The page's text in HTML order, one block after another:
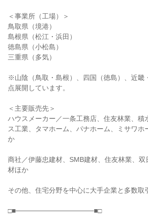
＜事業所（工場）＞
鳥取県（境港）
島根県（松江・浜田）
徳島県（小松島）
三重県（多気）
※山陰（鳥取・島根）、四国（徳島）、近畿
点展開しています。
＜主要販売先＞
ハウスメーカー／一条工務店、住友林業、積
ス工業、タマホーム、パナホーム、ミサワホ
か
商社／伊藤忠建材、SMB建材、住友林業、双
材ほか
その他、住宅分野を中心に大手企業と多数取引
□■────────────────■□